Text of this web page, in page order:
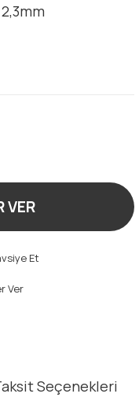
VER
Et
Ver
Seçenekleri